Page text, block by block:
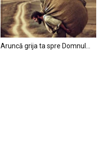
Aruncă grija ta spre Domnul…